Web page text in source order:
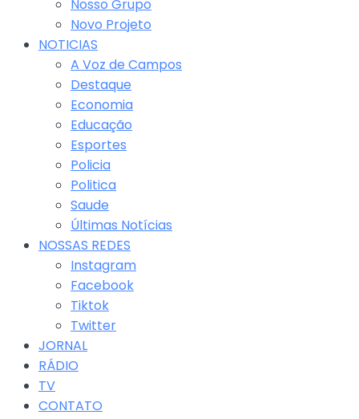
Nosso Grupo
Novo Projeto
NOTICIAS
A Voz de Campos
Destaque
Economia
Educação
Esportes
Policia
Politica
Saude
Últimas Notícias
NOSSAS REDES
Instagram
Facebook
Tiktok
Twitter
JORNAL
RÁDIO
TV
CONTATO